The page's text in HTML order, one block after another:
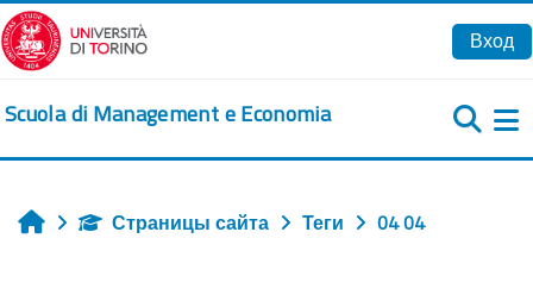
Перейти к основному содержанию
Вход
Scuola di Management e Economia
ГлавнаяСтраницы сайта Теги 04 04